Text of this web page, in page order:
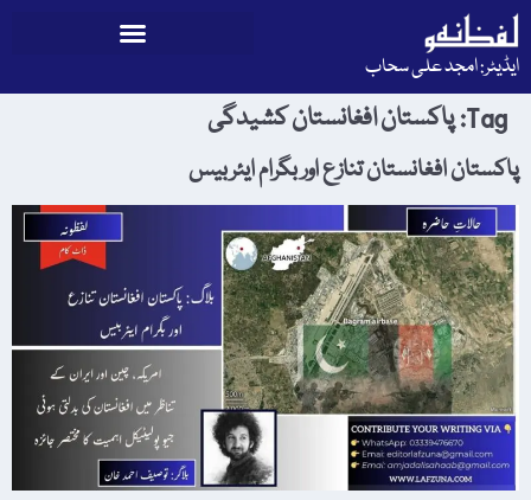
ایڈیٹر: امجد علی سحاب
Tag: پاکستان افغانستان کشیدگی
پاکستان افغانستان تنازع اور بگرام ایئربیس